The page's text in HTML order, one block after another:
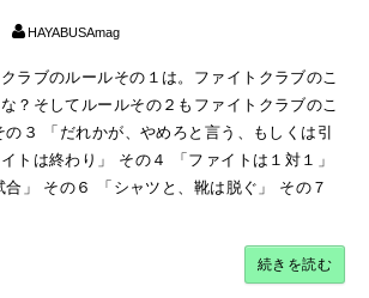
HAYABUSAmag
ラブのルールその１は。ファイトクラブのこ
？そしてルールその２もファイトクラブのこ
３ 「だれかが、やめろと言う、もしくは引
トは終わり」 その４ 「ファイトは１対１」
」 その６ 「シャツと、靴は脱ぐ」 その７
続きを読む